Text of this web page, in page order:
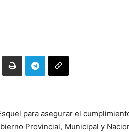
para asegurar el
Provincial, Municipal y